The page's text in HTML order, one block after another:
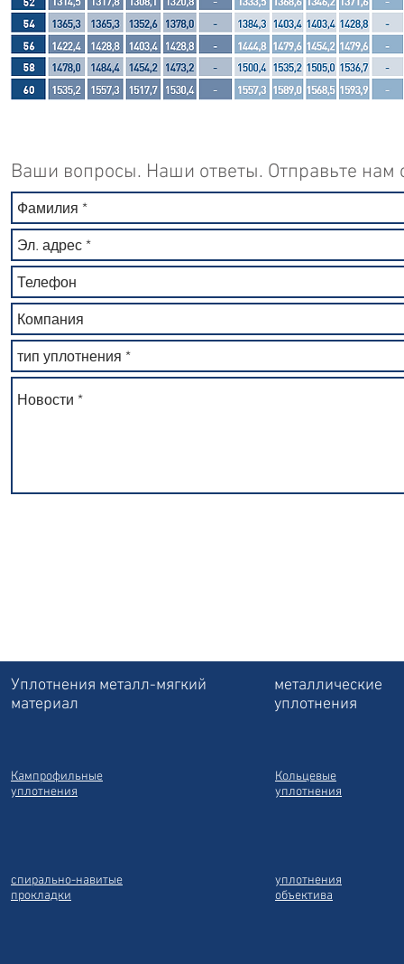
Ваши вопросы. Наши ответы. Отправьте нам
Уплотнения металл-мягкий
материал
Кампрофильные
уплотнения
спирально-навитые
прокладки
металлические
уплотнения
Кольцевые
уплотнения
уплотнения
объектива